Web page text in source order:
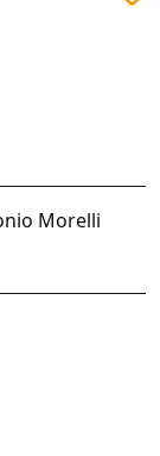
Morelli